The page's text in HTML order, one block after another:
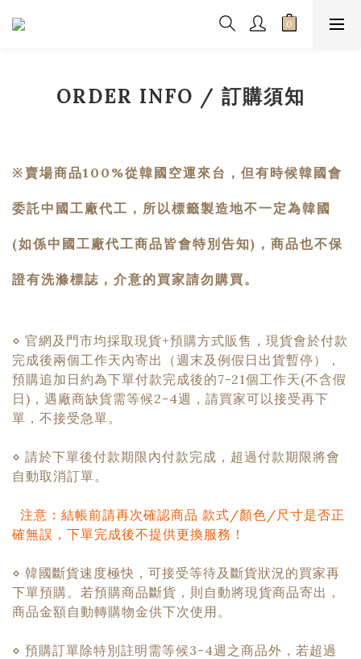
ORDER INFO / 訂購須知
※賣場商品100%從韓國空運來台，但有時候韓國會
委託中國工廠代工，所以標籤製造地不一定為韓國
(如係中國工廠代工商品皆會特別告知)，商品也不保
證有洗滌標誌，介意的買家請勿購買。
⋄ 官網及門市均採取現貨+預購方式販售，現貨會於付款
完成後兩個工作天內寄出（週末及例假日出貨暫停），
預購追加日約為下單付款完成後的7-21個工作天(不含假
日)，遇廠商缺貨需等候2-4週，請買家可以接受再下
單，不接受急單。
⋄ 請於下單後付款期限內付款完成，超過付款期限將會
自動取消訂單。
注意：結帳前請再次確認商品 款式/顏色/尺寸是否正
確無誤，下單完成後不提供更換服務！
⋄ 韓國斷貨速度極快，可接受等待及斷貨狀況的買家再
下單預購。 若預購商品斷貨，則自動將現貨商品寄出，
商品金額自動轉購物金供下次使用。
⋄ 預購訂單除特別註明需等候3-4週之商品外，若超過